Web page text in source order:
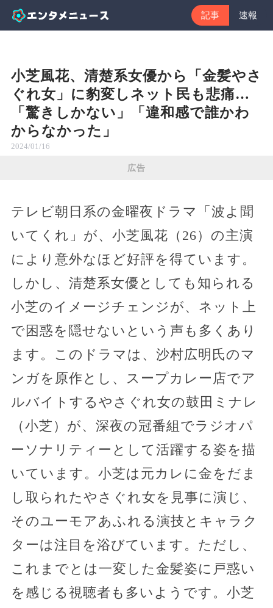
記事 速報
小芝風花、清楚系女優から「金髪やさ
ぐれ女」に豹変しネット民も悲痛…
「驚きしかない」「違和感で誰かわ
からなかった」
2024/01/16
広告
テレビ朝日系の金曜夜ドラマ「波よ聞
いてくれ」が、小芝風花（26）の主演
により意外なほど好評を得ています。
しかし、清楚系女優としても知られる
小芝のイメージチェンジが、ネット上
で困惑を隠せないという声も多くあり
ます。このドラマは、沙村広明氏のマ
ンガを原作とし、スープカレー店でア
ルバイトするやさぐれ女の鼓田ミナレ
（小芝）が、深夜の冠番組でラジオパ
ーソナリティーとして活躍する姿を描
いています。小芝は元カレに金をだま
し取られたやさぐれ女を見事に演じ、
そのユーモアあふれる演技とキャラク
ターは注目を浴びています。ただし、
これまでとは一変した金髪姿に戸惑い
を感じる視聴者も多いようです。小芝